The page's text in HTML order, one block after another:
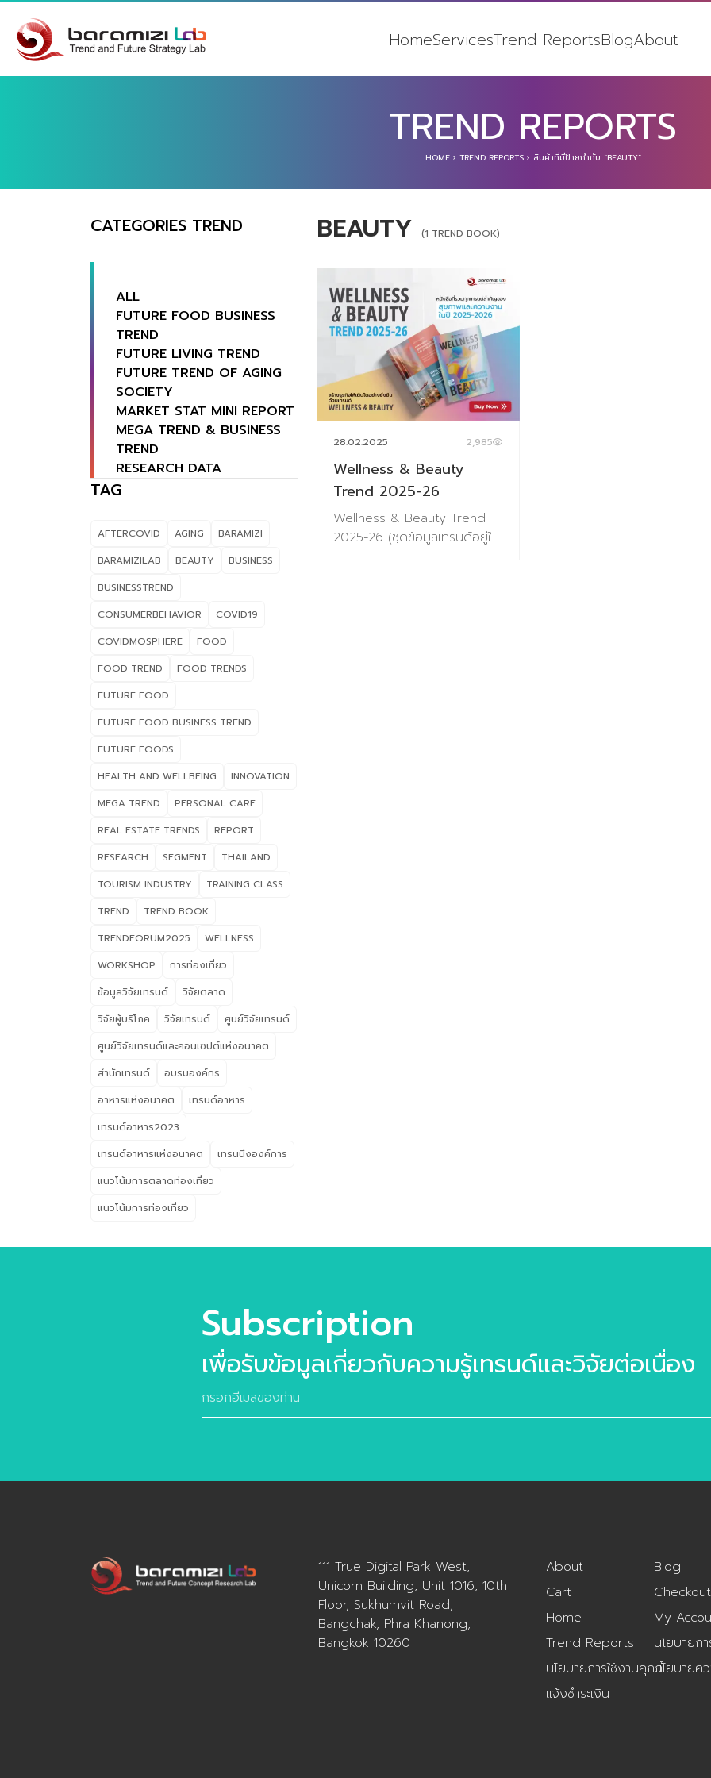
HomeServicesTrend ReportsBlogAbout
TREND REPORTS
HOME › TREND REPORTS › สินค้าที่มีป้ายกำกับ “BEAUTY”
CATEGORIES TREND
ALL
FUTURE FOOD BUSINESS
TREND
FUTURE LIVING TREND
FUTURE TREND OF AGING
SOCIETY
MARKET STAT MINI REPORT
MEGA TREND & BUSINESS
TREND
RESEARCH DATA
TAG
AFTERCOVID AGING
BARAMIZI
BARAMIZILAB
BEAUTY
BUSINESS
BUSINESSTREND
CONSUMERBEHAVIOR
COVID19
COVIDMOSPHERE
FOOD
FOOD TREND
FOOD TRENDS
FUTURE FOOD
FUTURE FOOD BUSINESS TREND
FUTURE FOODS
HEALTH AND WELLBEING
INNOVATION
MEGA TREND
PERSONAL CARE
REAL ESTATE TRENDS
REPORT
RESEARCH
SEGMENT
THAILAND
TOURISM INDUSTRY
TRAINING CLASS
TREND
TREND BOOK
TRENDFORUM2025
WELLNESS
WORKSHOP
การท่องเที่ยว
ข้อมูลวิจัยเทรนด์
วิจัยตลาด
วิจัยผู้บริโภค
วิจัยเทรนด์
ศูนย์วิจัยเทรนด์
ศูนย์วิจัยเทรนด์และคอนเซปต์แห่งอนาคต
สำนักเทรนด์
อบรมองค์กร
อาหารแห่งอนาคต
เทรนด์อาหาร
เทรนด์อาหาร2023
เทรนด์อาหารแห่งอนาคต
เทรนนิ่งองค์การ
แนวโน้มการตลาดท่องเที่ยว
แนวโน้มการท่องเที่ยว
BEAUTY (1 TREND BOOK)
28.02.2025 2,985
Wellness & Beauty
Trend 2025-26
Wellness & Beauty Trend
2025-26 (ชุดข้อมูลเทรนด์อยู่ใน
Subscription
เพื่อรับข้อมูลเกี่ยวกับความรู้เทรนด์และวิจัยต่อเนื่อง
111 True Digital Park West,
Unicorn Building, Unit 1016, 10th
Floor, Sukhumvit Road,
Bangchak, Phra Khanong,
Bangkok 10260
About
Blog
Cart
Checkout
Home
My
Trend Reports
นโยบายก
นโยบายการใช้งานคุกกี้นโยบายค
แจ้งชำระเงิน